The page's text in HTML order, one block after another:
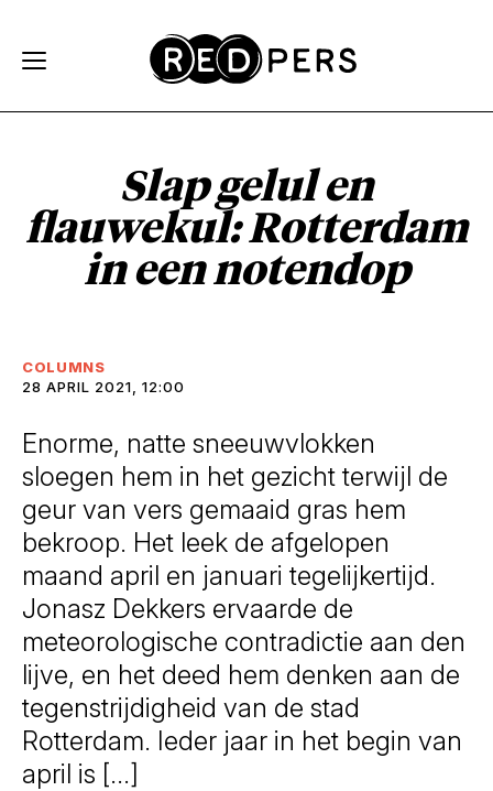
Slap gelul en
flauwekul:Rotterdam
in een notendop
COLUMNS
28 APRIL 2021, 12:00
Enorme, natte sneeuwvlokken
sloegen hem in het gezicht terwijl de
geur van vers gemaaid gras hem
bekroop. Het leek de afgelopen
maand april en januari tegelijkertijd.
Jonasz Dekkers ervaarde de
meteorologische contradictie aan den
lijve, en het deed hem denken aan de
tegenstrijdigheid van de stad
Rotterdam. Ieder jaar in het begin van
april is […]